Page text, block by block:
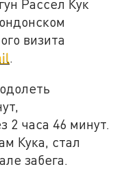
Рассел Кук
визита
.
2 часа 46 минут.
Кука, стал
забега.